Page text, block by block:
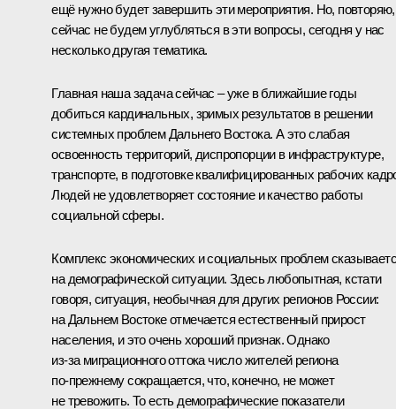
ещё нужно будет завершить эти мероприятия. Но, повторяю,
сейчас не будем углубляться в эти вопросы, сегодня у нас
несколько другая тематика.
Главная наша задача сейчас – уже в ближайшие годы
добиться кардинальных, зримых результатов в решении
системных проблем Дальнего Востока. А это слабая
освоенность территорий, диспропорции в инфраструктуре,
транспорте, в подготовке квалифицированных рабочих
Людей не удовлетворяет состояние и качество работы
социальной сферы.
Комплекс экономических и социальных проблем
на демографической ситуации. Здесь любопытная, кстати
говоря, ситуация, необычная для других регионов России:
на Дальнем Востоке отмечается естественный прирост
населения, и это очень хороший признак. Однако
из‑за миграционного оттока число жителей региона
по‑прежнему сокращается, что, конечно, не может
не тревожить. То есть демографические показатели